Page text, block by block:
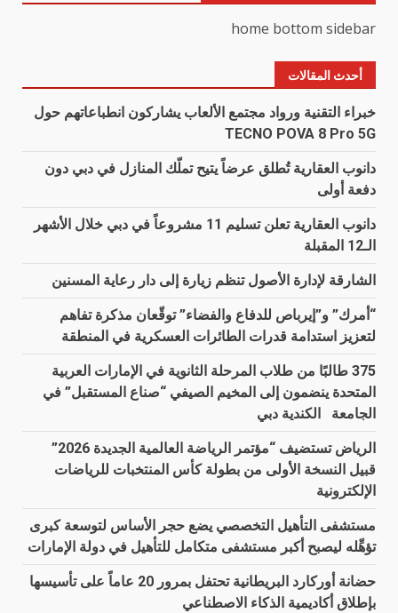
home bottom sidebar
أحدث المقالات
خبراء التقنية ورواد مجتمع الألعاب يشاركون انطباعاتهم حول
TECNO POVA 8 Pro 5G
دانوب العقارية تُطلق عرضاً يتيح تملّك المنازل في دبي دون
دفعة أولى
دانوب العقارية تعلن تسليم 11 مشروعاً في دبي خلال الأشهر
الـ12 المقبلة
الشارقة لإدارة الأصول تنظم زيارة إلى دار رعاية المسنين
“أمرك” و”إيرباص للدفاع والفضاء” توقّعان مذكرة تفاهم
لتعزيز استدامة قدرات الطائرات العسكرية في المنطقة
375 طالبًا من طلاب المرحلة الثانوية في الإمارات العربية
المتحدة ينضمون إلى المخيم الصيفي “صناع المستقبل” في
الجامعة الكندية دبي
الرياض تستضيف “مؤتمر الرياضة العالمية الجديدة 2026”
قبيل النسخة الأولى من بطولة كأس المنتخبات للرياضات
الإلكترونية
مستشفى التأهيل التخصصي يضع حجر الأساس لتوسعة كبرى
تؤهِّله ليصبح أكبر مستشفى متكامل للتأهيل في دولة الإمارات
حضانة أوركارد البريطانية تحتفل بمرور 20 عاماً على تأسيسها
بإطلاق أكاديمية الذكاء الاصطناعي